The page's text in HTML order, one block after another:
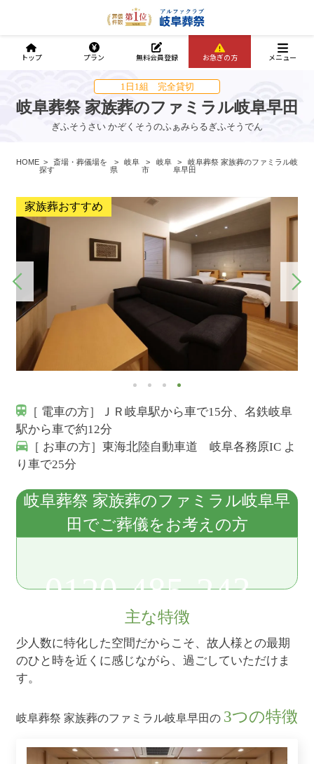
1日1組 完全貸切
岐阜葬祭 家族葬のファミラル岐阜早田
ぎふそうさい かぞくそうのふぁみらるぎふそうでん
HOME
斎場・葬儀場を
探す
岐阜
県
岐阜
市
岐阜葬祭 家族葬のファミラル岐
阜早田
家族葬おすすめ
［ 電車の方］ＪＲ岐阜駅から車で15分、名鉄岐阜
駅から車で約12分
［ お車の方］東海北陸自動車道 岐阜各務原IC よ
り車で25分
岐阜葬祭 家族葬のファミラル岐阜早
田でご葬儀をお考えの方
0120-485-243
主な特徴
少人数に特化した空間だからこそ、故人様との最期
のひと時を近くに感じながら、過ごしていただけま
す。
岐阜葬祭 家族葬のファミラル岐阜早田の 3つの特徴
トップ プラン 無料会員登録 お急ぎの方 メニュー